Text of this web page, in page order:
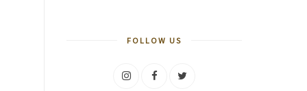
FOLLOW US